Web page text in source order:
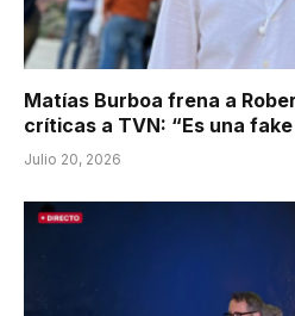
Matías Burboa frena a
críticas a TVN: “Es una
Julio 20, 2026